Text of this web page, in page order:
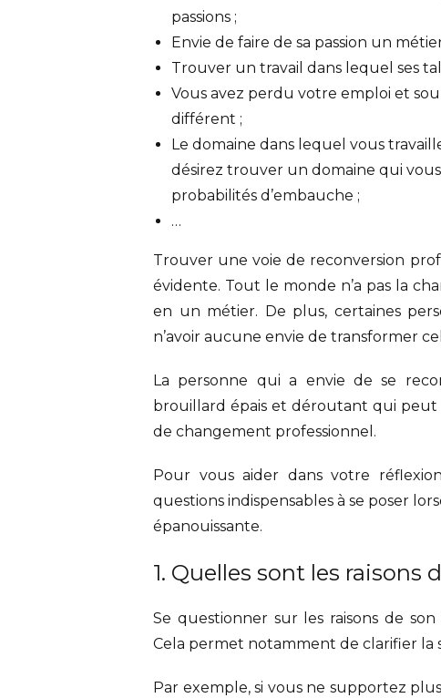
passions ;
Envie de faire de sa passion un
Trouver un travail dans lequel ses
Vous avez perdu votre emploi et
différent ;
Le domaine dans lequel vous
désirez trouver un domaine qui
probabilités d’embauche ;
…
Trouver une voie de reconversion
évidente. Tout le monde n’a pas la
en un métier. De plus, certaines
n’avoir aucune envie de transformer
La personne qui a envie de se
brouillard épais et déroutant qui peut
de changement professionnel.
Pour vous aider dans votre
questions indispensables à se poser
épanouissante.
1. Quelles sont les raisons
Se questionner sur les raisons de
Cela permet notamment de clarifier la
Par exemple, si vous ne supportez